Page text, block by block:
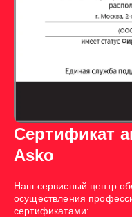
Сертификат
Asko
Наш сервисный центр
осуществления
сертификатами: